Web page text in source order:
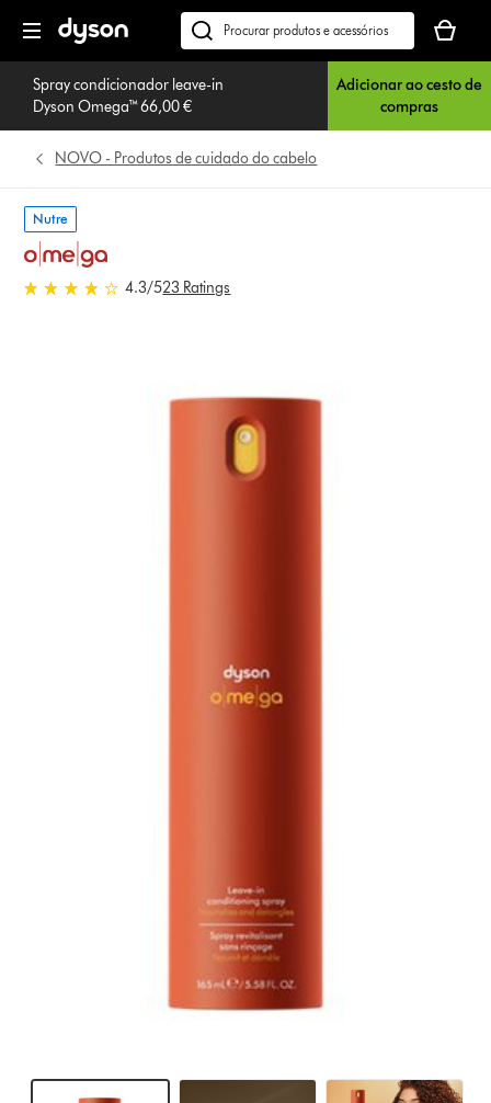
seguinte
Pesquisar
em
dyson.pt
seu
cesto
de
compras
está
Spray condicionador leave-in
Dyson Omega™ 66,00 €
Adicionar ao cesto de
compras
NOVO - Produtos de cuidado do cabelo
Nutre
4.3 estrelas de 5 em 23 Ratings
4.3/523 Ratings